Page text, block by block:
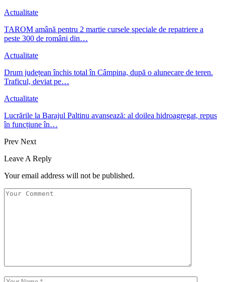
Actualitate
TAROM amână pentru 2 martie cursele speciale de repatriere a
peste 300 de români din…
Actualitate
Drum județean închis total în Câmpina, după o alunecare de teren.
Traficul, deviat pe…
Actualitate
Lucrările la Barajul Paltinu avansează: al doilea hidroagregat, repus
în funcțiune în…
Prev Next
Leave A Reply
Your email address will not be published.